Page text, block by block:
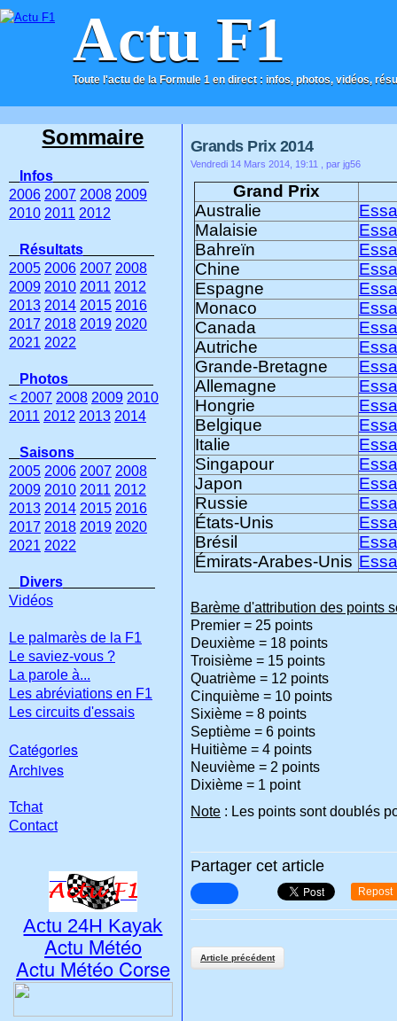
Actu F1
Toute l'actu de la Formule 1 en direct : infos, photos, vidéos,
ACCUEIL CONTACT
Grands Prix 2014
Vendredi 14 Mars 2014, 19:11 , par jg56
Grand Prix
Australie
Malaisie
Bahreïn
Chine
Espagne
Monaco
Canada
Autriche
Grande-Bretagne
Allemagne
Hongrie
Belgique
Italie
Singapour
Japon
Russie
États-Unis
Brésil
Émirats-Arabes-Unis
Barème d'attribution des points
Premier = 25 points
Deuxième = 18 points
Troisième = 15 points
Quatrième = 12 points
Cinquième = 10 points
Sixième = 8 points
Septième = 6 points
Huitième = 4 points
Neuvième = 2 points
Dixième = 1 point
Note : Les points sont doublés
Partager cet article
Repost
Article précédent
Sommaire
Infos
2006 2007 2008 2009
2010 2011 2012
Résultats
2005 2006 2007 2008
2009 2010 2011 2012
2013 2014 2015 2016
2017 2018 2019 2020
2021 2022
Photos
< 2007 2008 2009 2010
2011 2012 2013 2014
Saisons
2005 2006 2007 2008
2009 2010 2011 2012
2013 2014 2015 2016
2017 2018 2019 2020
2021 2022
Divers
Vidéos
Le palmarès de la F1
Le saviez-vous ?
La parole à...
Les abréviations en F1
Les circuits d'essais
Catégories
Archives
Tchat
Contact
Actu 24H Kayak
Actu Météo
Actu Météo Corse